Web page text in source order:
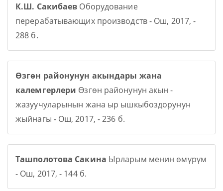
К.Ш. Сакибаев Оборудование
перерабатывающих производств - Ош, 2017, -
288 б.
Өзгөн районунун акындары жана
калемгерлери Өзгөн районунун акын -
жазуучуларынын жана ыр ышкыбоздорунун
жыйнагы - Ош, 2017, - 236 б.
Ташполотова Сакина Ырларым менин өмүрүм
- Ош, 2017, - 144 б.